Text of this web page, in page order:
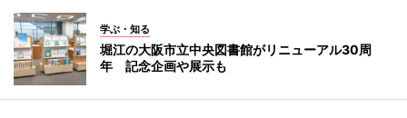
学ぶ・知る
堀江の大阪市立中央図書館がリニューアル30周
年 記念企画や展示も